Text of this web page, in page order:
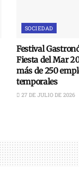
SOCIEDAD
Festival
Fiesta del Mar
más de 250
temporales
27 DE JULIO DE 2026